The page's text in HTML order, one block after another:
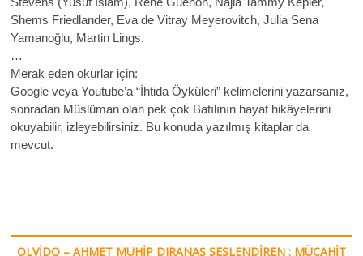
Shems Friedlander, Eva de Vitray Meyerovitch, Julia Sena
Yamanoğlu, Martin Lings.
…
Merak eden okurlar için:
Google veya Youtube’a “İhtida Öyküleri” kelimelerini yazarsanız,
sonradan Müslüman olan pek çok Batılının hayat hikâyelerini
okuyabilir, izleyebilirsiniz. Bu konuda yazılmış kitaplar da
mevcut.
OLVIDO – AHMET MUHIP DIRANAS SESLENDIREN : MÜCAHIT